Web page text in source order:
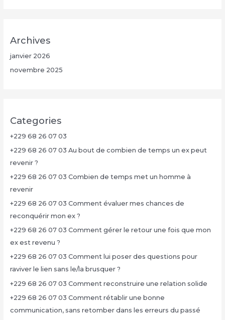
Archives
janvier 2026
novembre 2025
Categories
+229 68 26 07 03
+229 68 26 07 03 Au bout de combien de temps un ex peut
revenir ?
+229 68 26 07 03 Combien de temps met un homme à
revenir
+229 68 26 07 03 Comment évaluer mes chances de
reconquérir mon ex ?
+229 68 26 07 03 Comment gérer le retour une fois que mon
ex est revenu ?
+229 68 26 07 03 Comment lui poser des questions pour
raviver le lien sans le/la brusquer ?
+229 68 26 07 03 Comment reconstruire une relation solide
+229 68 26 07 03 Comment rétablir une bonne
communication, sans retomber dans les erreurs du passé